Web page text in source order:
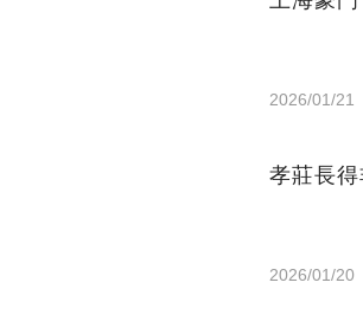
2026/01/21
孝莊長
2026/01/20